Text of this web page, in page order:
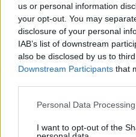
us or personal information
your opt-out. You may
disclosure of your personal
IAB’s list of downstream
also be disclosed by us to
Downstream Participants that
Please note that this website/
not limited to your visit or
Personal Data
I want to opt-out of the
24 óra